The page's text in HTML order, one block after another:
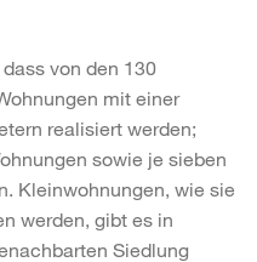
von den 130
mit einer
realisiert werden;
sowie je sieben
Kleinwohnungen, wie sie
werden, gibt es in
Siedlung